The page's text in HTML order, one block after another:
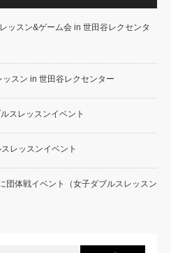
ッスン&ゲーム会 in 世田谷レクセンタ
スン in 世田谷レクセンター
スレッスンイベント
レッスンイベント
団体戦イベント（女子ダブルスレッスン